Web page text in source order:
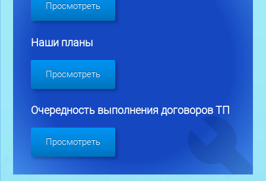
Просмотреть
Наши планы
Просмотреть
Очередность выполнения договоров ТП
Просмотреть